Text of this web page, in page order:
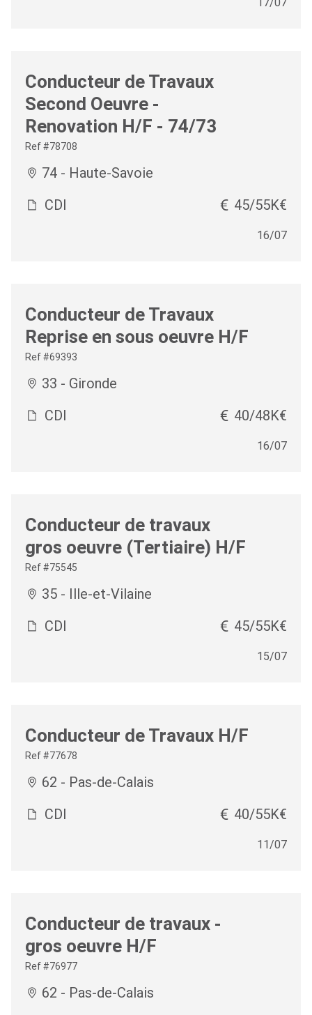
Conducteur de Travaux
Second Oeuvre -
Renovation H/F - 74/73
Ref #78708
74 - Haute-Savoie
CDI
45/55K€
16/07
Conducteur de Travaux
Reprise en sous oeuvre H/F
Ref #69393
33 - Gironde
CDI
40/48K€
16/07
Conducteur de travaux
gros oeuvre (Tertiaire) H/F
Ref #75545
35 - Ille-et-Vilaine
CDI
45/55K€
15/07
Conducteur de Travaux H/F
Ref #77678
62 - Pas-de-Calais
CDI
40/55K€
11/07
Conducteur de travaux -
gros oeuvre H/F
Ref #76977
62 - Pas-de-Calais